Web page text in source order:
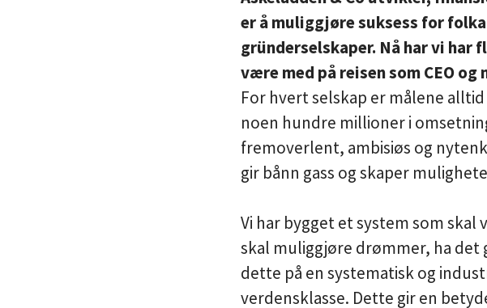
er å muliggjøre suksess for
gründerselskaper. Nå har vi har
være med på reisen som CEO og
For hvert selskap er målene
noen hundre millioner i
fremoverlent, ambisiøs og
gir bånn gass og skaper
Vi har bygget et system som
skal muliggjøre drømmer, ha det
dette på en systematisk og
verdensklasse. Dette gir en